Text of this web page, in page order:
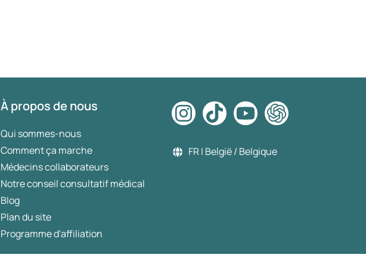
À propos de nous
Qui sommes-nous
Comment ça marche
Médecins collaborateurs
Notre conseil consultatif médical
Blog
Plan du site
Programme d'affiliation
FR | België / Belgique